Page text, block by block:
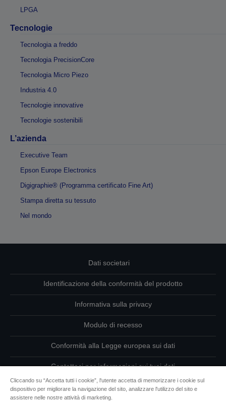
LPGA
Tecnologie
Tecnologia a freddo
Tecnologia PrecisionCore
Tecnologia Micro Piezo
Industria 4.0
Tecnologie innovative
Tecnologie sostenibili
L’azienda
Executive Team
Epson Europe Electronics
Digigraphie® (Programma certificato Fine Art)
Stampa diretta su tessuto
Nel mondo
Dati societari
Identificazione della conformità del prodotto
Informativa sulla privacy
Modulo di recesso
Conformità alla Legge europea sui dati
Contattaci per informazioni sui tuoi dati
Informazioni sui cookie
Cliccando su “Accetta tutti i cookie”, l'utente accetta di memorizzare i cookie sul
dispositivo per migliorare la navigazione del sito, analizzare l'utilizzo del sito e
assistere nelle nostre attività di marketing.